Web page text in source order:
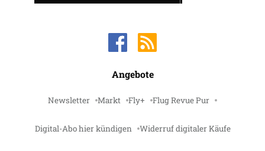
Angebote
Newsletter Markt Fly+ Flug Revue Pur
Digital-Abo hier kündigen Widerruf digitaler Käufe